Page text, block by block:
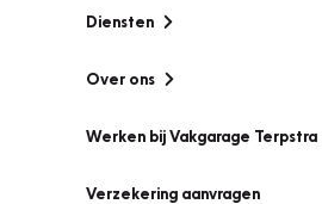
Diensten
Over ons
Werken bij Vakgarage Terpstra
Verzekering aanvragen